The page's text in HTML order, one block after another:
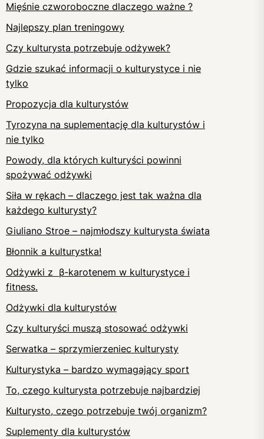
Mięśnie czworoboczne dlaczego ważne ?
Najlepszy plan treningowy
Czy kulturysta potrzebuje odżywek?
Gdzie szukać informacji o kulturystyce i nie
tylko
Propozycja dla kulturystów
Tyrozyna na suplementację dla kulturystów i
nie tylko
Powody, dla których kulturyści powinni
spożywać odżywki
Siła w rękach – dlaczego jest tak ważna dla
każdego kulturysty?
Giuliano Stroe – najmłodszy kulturysta świata
Błonnik a kulturystka!
Odżywki z β-karotenem w kulturystyce i
fitness.
Odżywki dla kulturystów
Czy kulturyści muszą stosować odżywki
Serwatka – sprzymierzeniec kulturysty
Kulturystyka – bardzo wymagający sport
To, czego kulturysta potrzebuje najbardziej
Kulturysto, czego potrzebuje twój organizm?
Suplementy dla kulturystów